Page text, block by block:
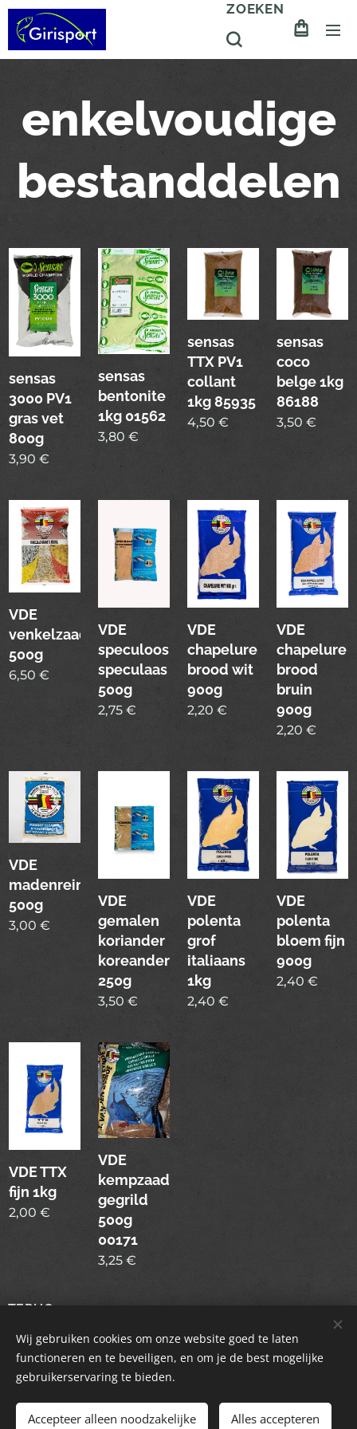
ZOEKEN
enkelvoudige
bestanddelen
sensas
3000 PV1
gras vet
800g
3,90 €
sensas
bentonite
1kg 01562
3,80 €
sensas
TTX PV1
collant
1kg 85935
4,50 €
sensas
coco
belge 1kg
86188
3,50 €
VDE
venkelzaad
500g
6,50 €
VDE
speculoos
speculaas
500g
2,75 €
VDE
chapelure
brood wit
900g
2,20 €
VDE
chapelure
brood
bruin
900g
2,20 €
VDE
madenreiniger
500g
3,00 €
VDE
gemalen
koriander
koreander
250g
3,50 €
VDE
polenta
grof
italiaans
1kg
2,40 €
VDE
polenta
bloem fijn
900g
2,40 €
VDE TTX
fijn 1kg
2,00 €
VDE
kempzaad
gegrild
500g
00171
3,25 €
TERUG
Mogelijk gemaakt doorWebnode Cookies
Wij gebruiken cookies om onze website goed te laten
functioneren en te beveiligen, en om je de best mogelijke
gebruikerservaring te bieden.
Accepteer alleen noodzakelijke Alles accepteren